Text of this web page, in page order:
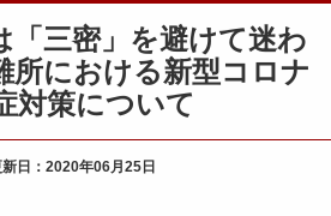
「三密」を避けて迷わ
所における新型コロナ
対策について
日： 2020年06月25日